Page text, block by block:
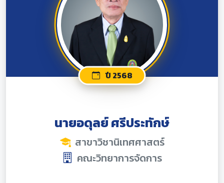
ปี 2568
นายอดุลย์ ศรีประทักษ์
สาขาวิชานิเทศศาสตร์
คณะวิทยาการจัดการ